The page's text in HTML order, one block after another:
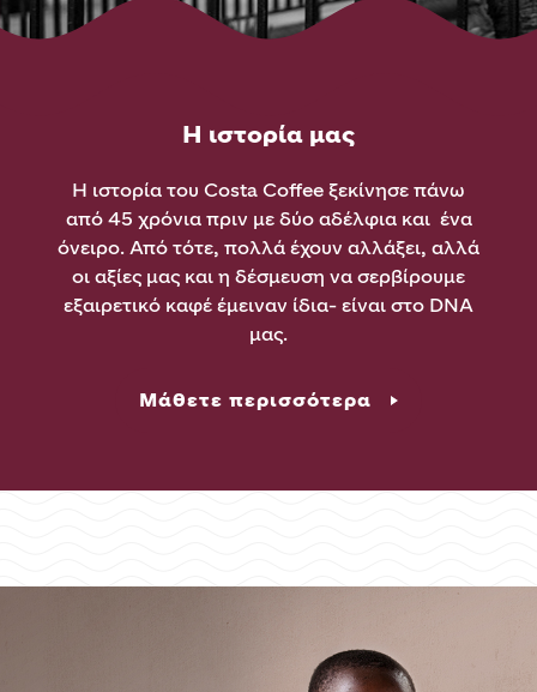
Η ιστορία μας
Η ιστορία του Costa Coffee ξεκίνησε πάνω
από 45 χρόνια πριν με δύο αδέλφια και ένα
όνειρο. Από τότε, πολλά έχουν αλλάξει, αλλά
οι αξίες μας και η δέσμευση να σερβίρουμε
εξαιρετικό καφέ έμειναν ίδια- είναι στο DNA
μας.
Μάθετε περισσότερα